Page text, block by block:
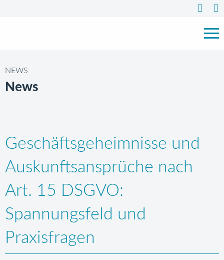
NEWS
News
Geschäftsgeheimnisse und
Auskunftsansprüche nach
Art. 15 DSGVO:
Spannungsfeld und
Praxisfragen